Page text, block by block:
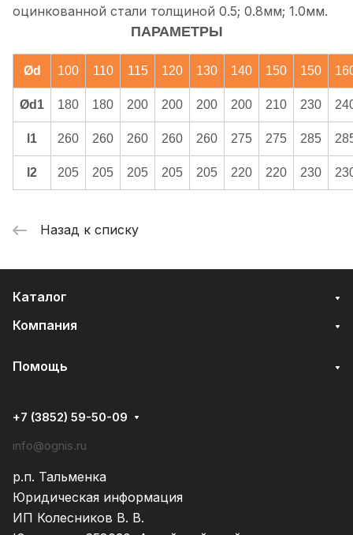
оцинкованной стали толщиной 0.5; 0.8мм; 1.0мм.
ПАРАМЕТРЫ
Ød 100 110 115 120 130 140 150 150
Ød1 180 180 200 200 200 200 210 230
l1 260 260 260 260 260 275 275 285
l2 205 205 205 205 205 220 220 230
Назад к списку
Каталог
Компания
Помощь
+7 (3852) 59-50-09
info@ognis.ru
р.п. Тальменка
Юридическая информация
ИП Колесников В. В.